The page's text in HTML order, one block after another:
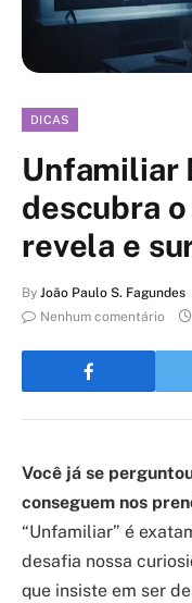
DICAS
Unfamiliar
descubra
revela e
By João Paulo S. Fagundes
Nenhum comentário
Você já se
conseguem nos
“Unfamiliar” é
desafia nossa
que insiste em ser